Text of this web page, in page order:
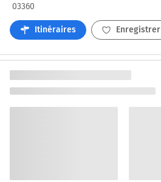
03360
Itinéraires Enregistrer